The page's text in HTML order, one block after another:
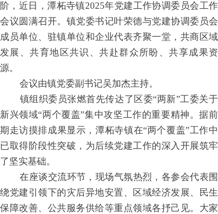
阶，近日，潭柘寺镇2025年党建工作协调委员会工作
会议圆满召开。镇党委书记叶荣德与党建协调委员会
成员单位、驻镇单位和企业代表齐聚一堂，共商区域
发展、共育地区共识、共赴群众所盼、共享成果资
源。
会议由镇党委副书记吴加杰主持。
镇组织委员张燃首先传达了区委“两新”工委关于
新兴领域“两个覆盖”集中攻坚工作的重要精神。据前
期走访摸排成果显示，潭柘寺镇在“两个覆盖”工作中
已取得阶段性突破，为后续党建工作的深入开展筑牢
了坚实基础。
在座谈交流环节，现场气氛热烈，各参会代表围
绕党建引领下的灾后异地安置、区域经济发展、民生
保障改善、公共服务供给等重点领域各抒己见。大家